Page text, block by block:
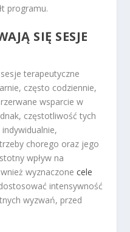
programu.
SIĘ SESJE
terapeutyczne
często codziennie,
wsparcie w
częstotliwość tych
chorego oraz jego
wpływ na
wyznaczonecele
intensywność
wyzwań, przed